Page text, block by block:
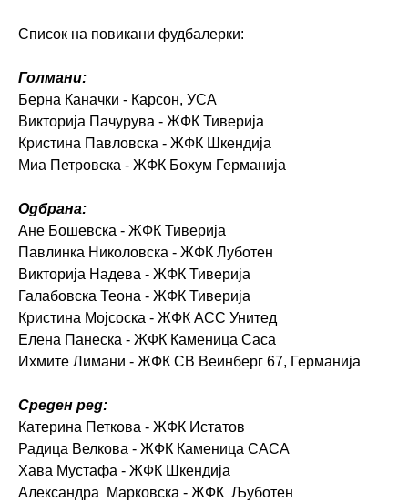
Список на повикани фудбалерки:
Голмани:
Берна Каначки - Карсон, УСА
Викторија Пачурува - ЖФК Тиверија
Кристина Павловска - ЖФК Шкендија
Миа Петровска - ЖФК Бохум Германија
Одбрана:
Ане Бошевска - ЖФК Тиверија
Павлинка Николовска - ЖФК Луботен
Викторија Надева - ЖФК Тиверија
Галабовска Теона - ЖФК Тиверија
Кристина Мојсоска - ЖФК АСС Унитед
Елена Панеска - ЖФК Каменица Саса
Ихмите Лимани - ЖФК СВ Веинберг 67, Германија
Среден ред:
Катерина Петкова - ЖФК Истатов
Радица Велкова - ЖФК Каменица САСА
Хава Мустафа - ЖФК Шкендија
Александра Марковска - ЖФК Љуботен